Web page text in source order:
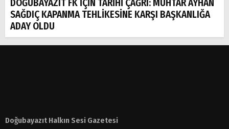
DOĞUBAYAZIT FK İÇİN TARİHİ ÇAĞRI: MUHTAR AYHAN
SAĞDIÇ KAPANMA TEHLİKESİNE KARŞI BAŞKANLIĞA
ADAY OLDU
Doğubayazıt Halkın Sesi Gazetesi